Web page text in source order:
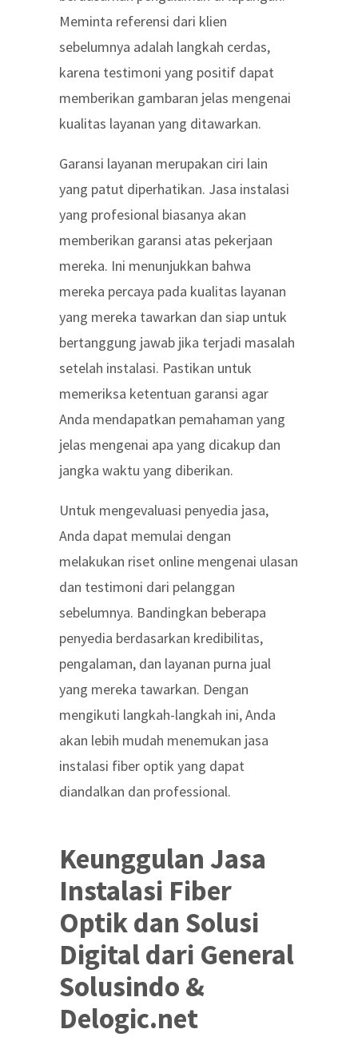
Meminta referensi dari klien
sebelumnya adalah langkah cerdas,
karena testimoni yang positif dapat
memberikan gambaran jelas mengenai
kualitas layanan yang ditawarkan.
Garansi layanan merupakan ciri lain
yang patut diperhatikan. Jasa instalasi
yang profesional biasanya akan
memberikan garansi atas pekerjaan
mereka. Ini menunjukkan bahwa
mereka percaya pada kualitas layanan
yang mereka tawarkan dan siap untuk
bertanggung jawab jika terjadi masalah
setelah instalasi. Pastikan untuk
memeriksa ketentuan garansi agar
Anda mendapatkan pemahaman yang
jelas mengenai apa yang dicakup dan
jangka waktu yang diberikan.
Untuk mengevaluasi penyedia jasa,
Anda dapat memulai dengan
melakukan riset online mengenai ulasan
dan testimoni dari pelanggan
sebelumnya. Bandingkan beberapa
penyedia berdasarkan kredibilitas,
pengalaman, dan layanan purna jual
yang mereka tawarkan. Dengan
mengikuti langkah-langkah ini, Anda
akan lebih mudah menemukan jasa
instalasi fiber optik yang dapat
diandalkan dan professional.
Keunggulan Jasa
Instalasi Fiber
Optik dan Solusi
Digital dari General
Solusindo &
Delogic.net